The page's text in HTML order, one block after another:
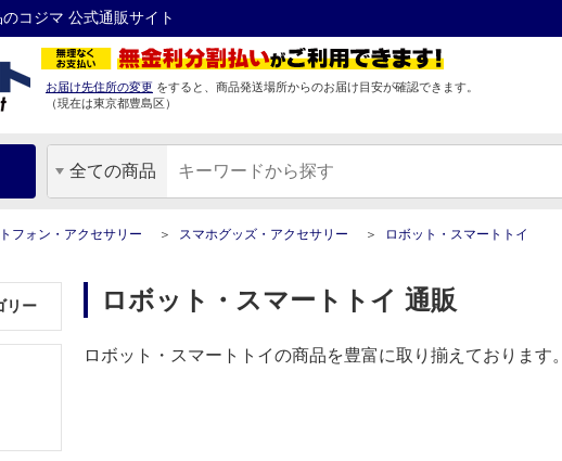
コジマ 公式通販サイト
お届け先住所の変更 をすると、商品発送場所からのお届け目安が確認できます。
（現在は東京都豊島区）
全ての商品
フォン・アクセサリー スマホグッズ・アクセサリー ロボット・スマートトイ
リー ロボット・スマートトイ 通販
ロボット・スマートトイの商品を豊富に取り揃えております。